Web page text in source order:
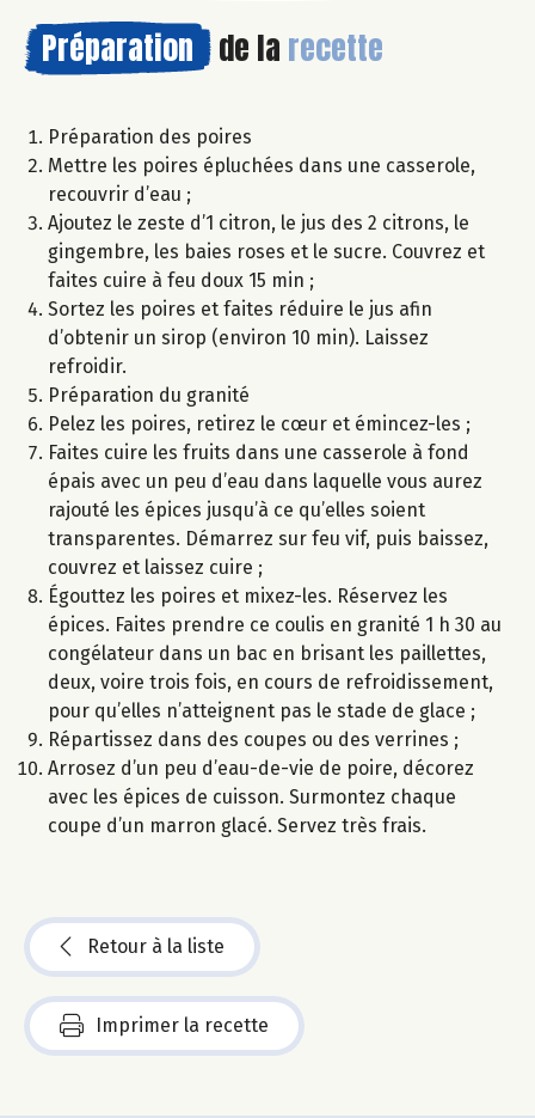
Préparation de la recette
Préparation des poires
Mettre les poires épluchées dans une casserole,
recouvrir d’eau ;
Ajoutez le zeste d’1 citron, le jus des 2 citrons, le
gingembre, les baies roses et le sucre. Couvrez et
faites cuire à feu doux 15 min ;
Sortez les poires et faites réduire le jus afin
d’obtenir un sirop (environ 10 min). Laissez
refroidir.
Préparation du granité
Pelez les poires, retirez le cœur et émincez-les ;
Faites cuire les fruits dans une casserole à fond
épais avec un peu d’eau dans laquelle vous aurez
rajouté les épices jusqu’à ce qu’elles soient
transparentes. Démarrez sur feu vif, puis baissez,
couvrez et laissez cuire ;
Égouttez les poires et mixez-les. Réservez les
épices. Faites prendre ce coulis en granité 1 h 30 au
congélateur dans un bac en brisant les paillettes,
deux, voire trois fois, en cours de refroidissement,
pour qu’elles n’atteignent pas le stade de glace ;
Répartissez dans des coupes ou des verrines ;
Arrosez d’un peu d’eau-de-vie de poire, décorez
avec les épices de cuisson. Surmontez chaque
coupe d’un marron glacé. Servez très frais.
Retour à la liste
Imprimer la recette